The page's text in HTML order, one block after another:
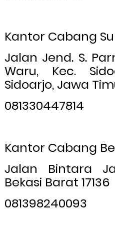
Kantor Cabang
Jalan Jend. S.
Waru, Kec.
Sidoarjo, Jawa
081330447814
Kantor Cabang
Jalan Bintara
Bekasi Barat 17136
081398240093